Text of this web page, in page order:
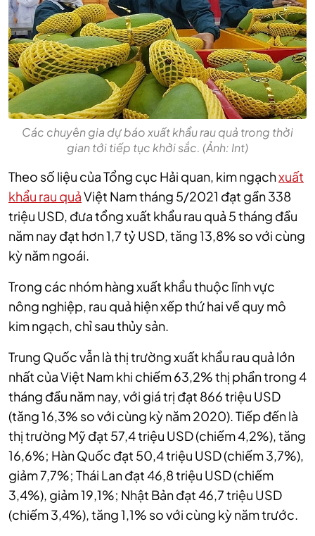
Các chuyên gia dự báo xuất khẩu rau quả trong thời
gian tới tiếp tục khởi sắc. (Ảnh: Int)
Theo số liệu của Tổng cục Hải quan, kim ngạchxuất
khẩu rau quảViệt Nam tháng 5/2021 đạt gần 338
triệu USD, đưa tổng xuất khẩu rau quả 5 tháng đầu
năm nay đạt hơn 1,7 tỷ USD, tăng 13,8% so với cùng
kỳ năm ngoái.
Trong các nhóm hàng xuất khẩu thuộc lĩnh vực
nông nghiệp, rau quả hiện xếp thứ hai về quy mô
kim ngạch, chỉ sau thủy sản.
Trung Quốc vẫn là thị trường xuất khẩu rau quả lớn
nhất của Việt Nam khi chiếm 63,2% thị phần trong 4
tháng đầu năm nay, với giá trị đạt 866 triệu USD
(tăng 16,3% so với cùng kỳ năm 2020). Tiếp đến là
thị trường Mỹ đạt 57,4 triệu USD (chiếm 4,2%), tăng
16,6%; Hàn Quốc đạt 50,4 triệu USD (chiếm 3,7%),
giảm 7,7%; Thái Lan đạt 46,8 triệu USD (chiếm
3,4%), giảm 19,1%; Nhật Bản đạt 46,7 triệu USD
(chiếm 3,4%), tăng 1,1% so với cùng kỳ năm trước.